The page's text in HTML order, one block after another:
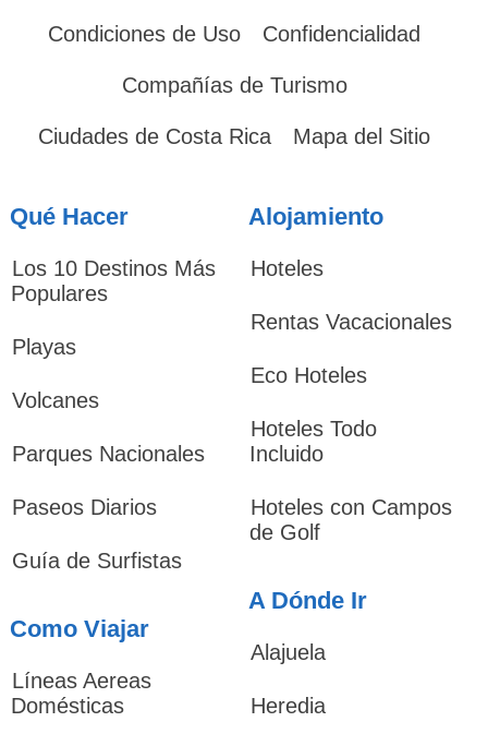
Condiciones de Uso Confidencialidad
Compañías de Turismo
Ciudades de Costa Rica Mapa del Sitio
Qué Hacer
Los 10 Destinos Más
Populares
Playas
Volcanes
Parques Nacionales
Paseos Diarios
Guía de Surfistas
Como Viajar
Líneas Aereas
Domésticas
Alojamiento
Hoteles
Rentas Vacacionales
Eco Hoteles
Hoteles Todo
Incluido
Hoteles con Campos
de Golf
A Dónde Ir
Alajuela
Heredia